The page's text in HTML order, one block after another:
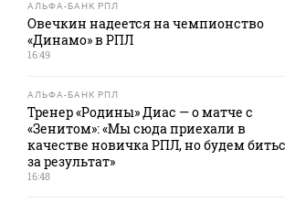
АЛЬФА-БАНК РПЛ
Овечкин надеется на чемпионство
«Динамо» в РПЛ
16:49
АЛЬФА-БАНК РПЛ
Тренер «Родины» Диас — о матче с
«Зенитом»: «Мы сюда приехали в
качестве новичка РПЛ, но будем
за результат»
16:48